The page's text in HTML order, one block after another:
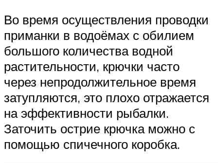
Во время осуществления проводки
приманки в водоёмах с обилием
большого количества водной
растительности, крючки часто
через непродолжительное время
затупляются, это плохо отражается
на эффективности рыбалки.
Заточить острие крючка можно с
помощью спичечного коробка.